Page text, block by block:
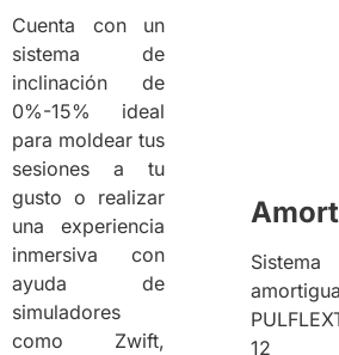
Cuenta con un
sistema de
inclinación de
0%-15% ideal
para moldear tus
sesiones a tu
gusto o realizar
una experiencia
inmersiva con
ayuda de
simuladores
como Zwift,
12